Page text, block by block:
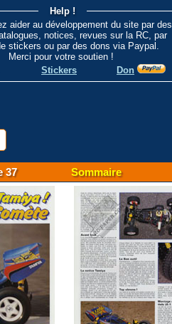
Help !
aider au développement du site par des
notices, revues sur la RC, par
stickers ou par des dons via Paypal.
Merci pour votre soutien !
Stickers Don
37 Sommaire